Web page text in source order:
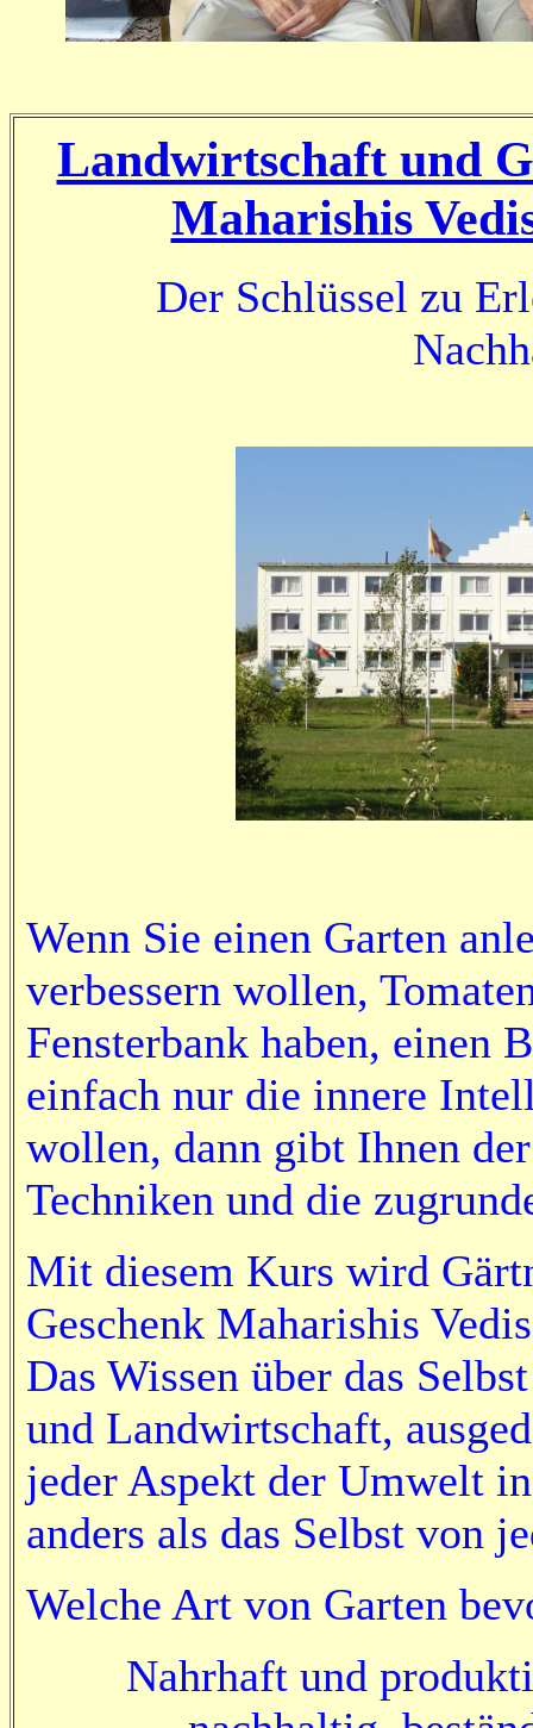
Landwirtschaft und
Maharishis
Der Schlüssel zu
Wenn Sie einen Garten
verbessern wollen,
Fensterbank haben, einen
einfach nur die innere
wollen, dann gibt Ihnen
Techniken und die
Mit diesem Kurs wird
Geschenk Maharishis
Das Wissen über das
und Landwirtschaft,
jeder Aspekt der Umwelt
anders als das Selbst von
Welche Art von Garten
Nahrhaft und